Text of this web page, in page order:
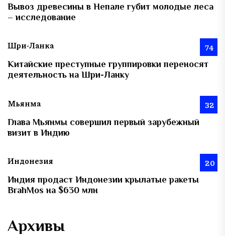
Вывоз древесины в Непале губит молодые леса
– исследование
Шри-Ланка 74
Китайские преступные группировки переносят
деятельность на Шри-Ланку
Мьянма 32
Глава Мьянмы совершил первый зарубежный
визит в Индию
Индонезия 20
Индия продаст Индонезии крылатые ракеты
BrahMos на $630 млн
Архивы